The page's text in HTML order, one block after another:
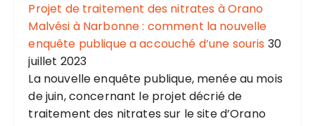
Projet de traitement des nitrates à Orano
Malvési à Narbonne : comment la nouvelle
enquête publique a accouché d’une souris 30
juillet 2023
La nouvelle enquête publique, menée au mois
de juin, concernant le projet décrié de
traitement des nitrates sur le site d’Orano